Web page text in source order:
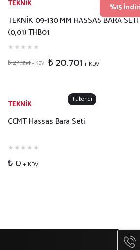
%15
TEKNİK
TEKNİK 09-130 MM HASSAS BARA SETİ
(0,01) THB01
₺ 24.354+ KDV ₺ 20.701 + KDV
Tükendi
TEKNİK
CCMT Hassas Bara Seti
₺ 0 + KDV